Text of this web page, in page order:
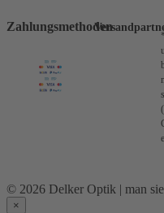
Zahlungsmethoden
© 2026 Delker Optik | man
×